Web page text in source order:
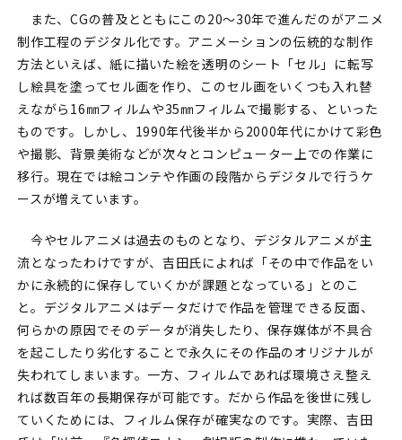
また、CGの普及とともにこの20〜30年で進んだのがアニメ
制作工程のデジタル化です。アニメーションの伝統的な制作
方法といえば、紙に描いた絵を透明のシート「セル」に転写
し絵具を塗ってセル画を作り、このセル画をいくつも入れ替
えながら16㎜フィルムや35㎜フィルムで撮影する、といった
ものです。しかし、1990年代後半から2000年代にかけて彩色
や撮影、背景美術などが次々とコンピューター上での作業に
移行。現在では絵コンテや作画の段階からデジタルで行うケ
ースが増えています。
今やセルアニメは過去のものとなり、デジタルアニメが主
流となったわけですが、吉田氏によれば「その中で作品をい
かに永続的に保存していくかが課題となっている」とのこ
と。デジタルアニメはデータだけで作品を管理できる反面、
何らかの原因でそのデータが消失したり、保存媒体が不具合
を起こしたり劣化することで永久にその作品のオリジナルが
失われてしまいます。一方、フィルムであれば環境さえ整え
れば数百年の長期保存が可能です。だから作品を後世に残し
ていくためには、フィルム保存が確実なのです。実際、吉田